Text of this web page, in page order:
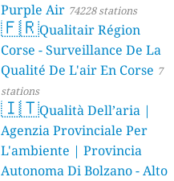
Purple Air 74228 stations
🇫🇷Qualitair Région
Corse - Surveillance De La
Qualité De L'air En Corse 7
stations
🇮🇹Qualità Dell’aria |
Agenzia Provinciale Per
L'ambiente | Provincia
Autonoma Di Bolzano - Alto